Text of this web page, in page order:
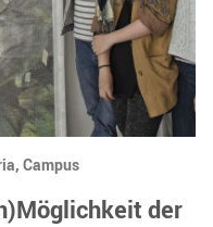
Campus
der